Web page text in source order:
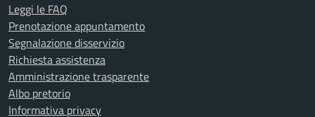
Leggi le FAQ
Prenotazione appuntamento
Segnalazione disservizio
Richiesta assistenza
Amministrazione trasparente
Albo pretorio
Informativa privacy